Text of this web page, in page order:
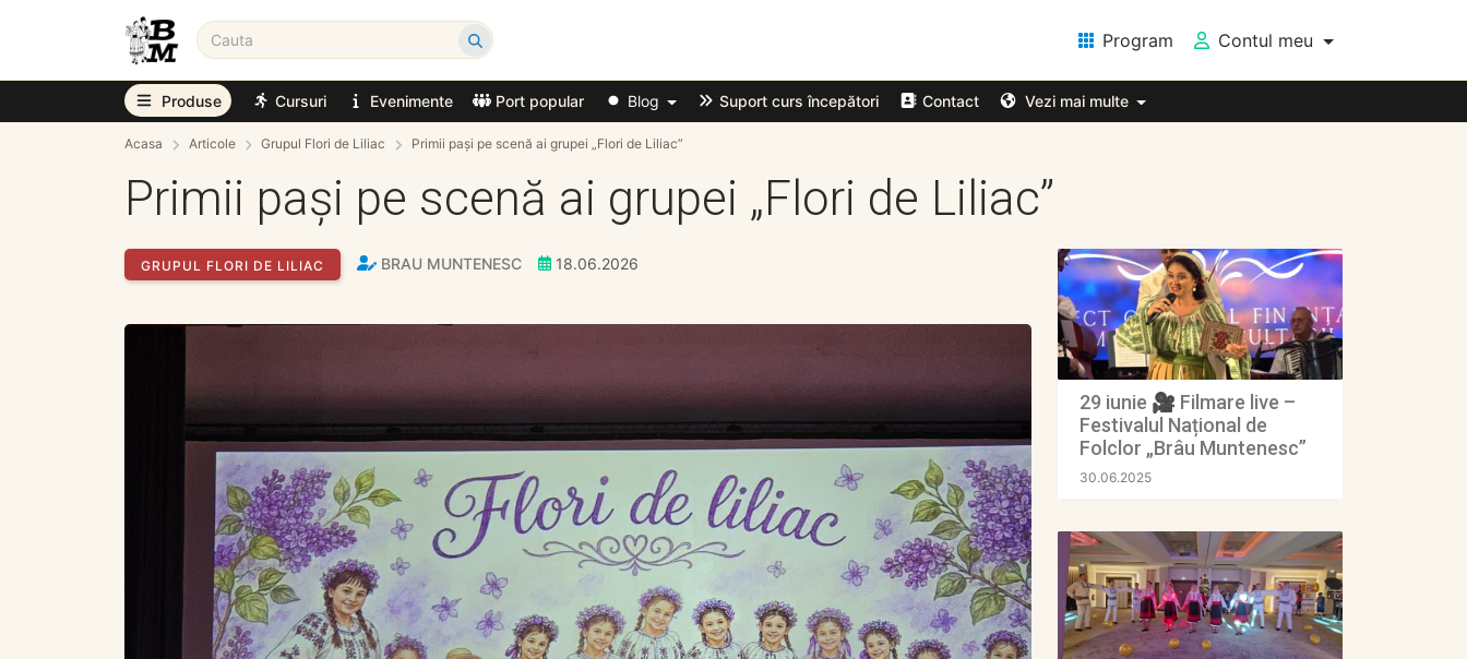
Program Contul meu
Produse Cursuri Evenimente Port popular Blog Suport curs începători Contact Vezi mai multe
Acasa Articole Grupul Flori de Liliac Primii pași pe scenă ai grupei „Flori de Liliac”
Primii pași pe scenă ai grupei „Flori de Liliac”
GRUPUL FLORI DE LILIAC BRAU MUNTENESC 18.06.2026
29 iunie 🎥 Filmare live –
Festivalul Național de
Folclor „Brâu Muntenesc”
30.06.2025